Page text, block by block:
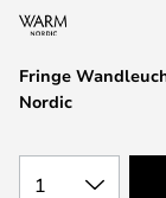
springen
Fringe
Nordic
1